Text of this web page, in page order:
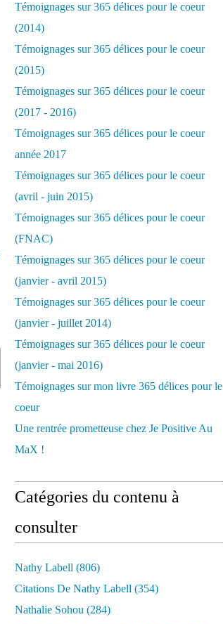
Témoignages sur 365 délices pour le coeur
(2014)
Témoignages sur 365 délices pour le coeur
(2015)
Témoignages sur 365 délices pour le coeur
(2017 - 2016)
Témoignages sur 365 délices pour le coeur
année 2017
Témoignages sur 365 délices pour le coeur
(avril - juin 2015)
Témoignages sur 365 délices pour le coeur
(FNAC)
Témoignages sur 365 délices pour le coeur
(janvier - avril 2015)
Témoignages sur 365 délices pour le coeur
(janvier - juillet 2014)
Témoignages sur 365 délices pour le coeur
(janvier - mai 2016)
Témoignages sur mon livre 365 délices pour le
coeur
Une rentrée prometteuse chez Je Positive Au
MaX !
Catégories du contenu à
consulter
Nathy Labell (806)
Citations De Nathy Labell (354)
Nathalie Sohou (284)